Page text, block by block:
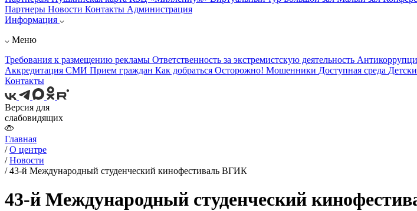
Партнеры Новости Контакты Администрация
Информация
Меню
Требования к размещению рекламы Ответственность за экстремистскую деятельность
Аккредитация СМИ Прием граждан Как добраться Осторожно! Мошенники Доступная среда
Контакты
Версия для
слабовидящих
Главная
/О центре
/Новости
/43-й Международный студенческий кинофестиваль ВГИК
43-й Международный студенческий